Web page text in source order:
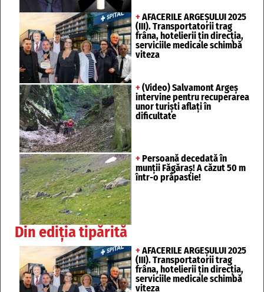
+ AFACERILE ARGEȘULUI 2025
(III). Transportatorii trag
frâna, hotelierii țin direcția,
serviciile medicale schimbă
viteza
+ (Video) Salvamont Argeș
intervine pentru recuperarea
unor turişti aflaţi în
dificultate
+ Persoană decedată în
munții Făgăraș! A căzut 50 m
într-o prăpastie!
Din ediția tipărită
+ AFACERILE ARGEȘULUI 2025
(III). Transportatorii trag
frâna, hotelierii țin direcția,
serviciile medicale schimbă
viteza